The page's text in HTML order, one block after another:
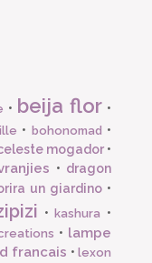
• beija flor •
• bohonomad •
mogador•
• dragon
un giardino•
•kashura •
• lampe
francais •lexon